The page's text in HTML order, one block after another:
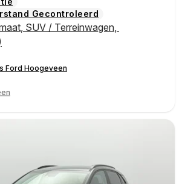
Gecontroleerd
, SUV / Terreinwagen,
Ford Hoogeveen